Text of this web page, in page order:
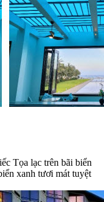
Tọa lạc trên bãi biển
xanh tươi mát tuyệt